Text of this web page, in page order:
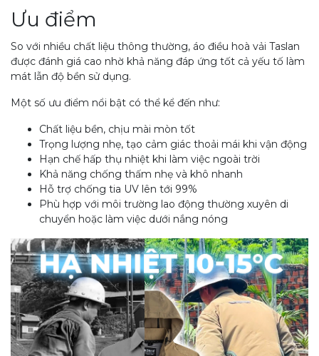
Ưu điểm
So với nhiều chất liệu thông thường, áo điều hoà vải Taslan
được đánh giá cao nhờ khả năng đáp ứng tốt cả yếu tố làm
mát lẫn độ bền sử dụng.
Một số ưu điểm nổi bật có thể kể đến như:
Chất liệu bền, chịu mài mòn tốt
Trọng lượng nhẹ, tạo cảm giác thoải mái khi vận động
Hạn chế hấp thụ nhiệt khi làm việc ngoài trời
Khả năng chống thấm nhẹ và khô nhanh
Hỗ trợ chống tia UV lên tới 99%
Phù hợp với môi trường lao động thường xuyên di
chuyển hoặc làm việc dưới nắng nóng